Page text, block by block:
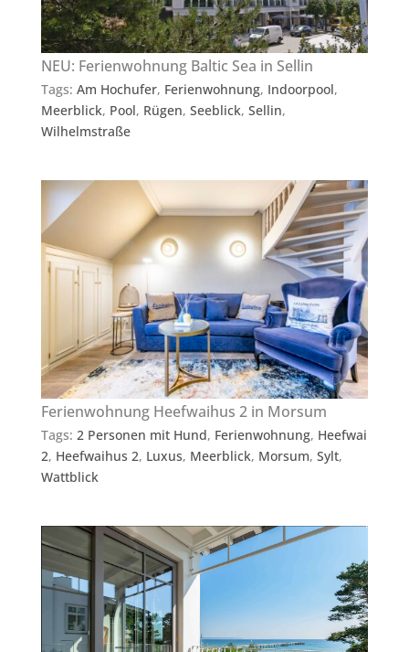
NEU: Ferienwohnung Baltic Sea in Sellin
Tags: Am Hochufer, Ferienwohnung, Indoorpool,
Meerblick, Pool, Rügen, Seeblick, Sellin,
Wilhelmstraße
Ferienwohnung Heefwaihus 2 in Morsum
Tags: 2 Personen mit Hund, Ferienwohnung, Heefwai
2, Heefwaihus 2, Luxus, Meerblick, Morsum, Sylt,
Wattblick